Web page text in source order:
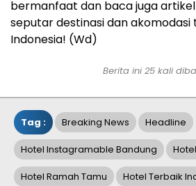
bermanfaat dan baca juga
seputar destinasi dan akomodasi
Indonesia! (Wd)
Berita ini 25 kali
Tag : Breaking News Headline
Hotel Instagramable Bandung
Hotel Ramah Tamu Hotel Terbaik